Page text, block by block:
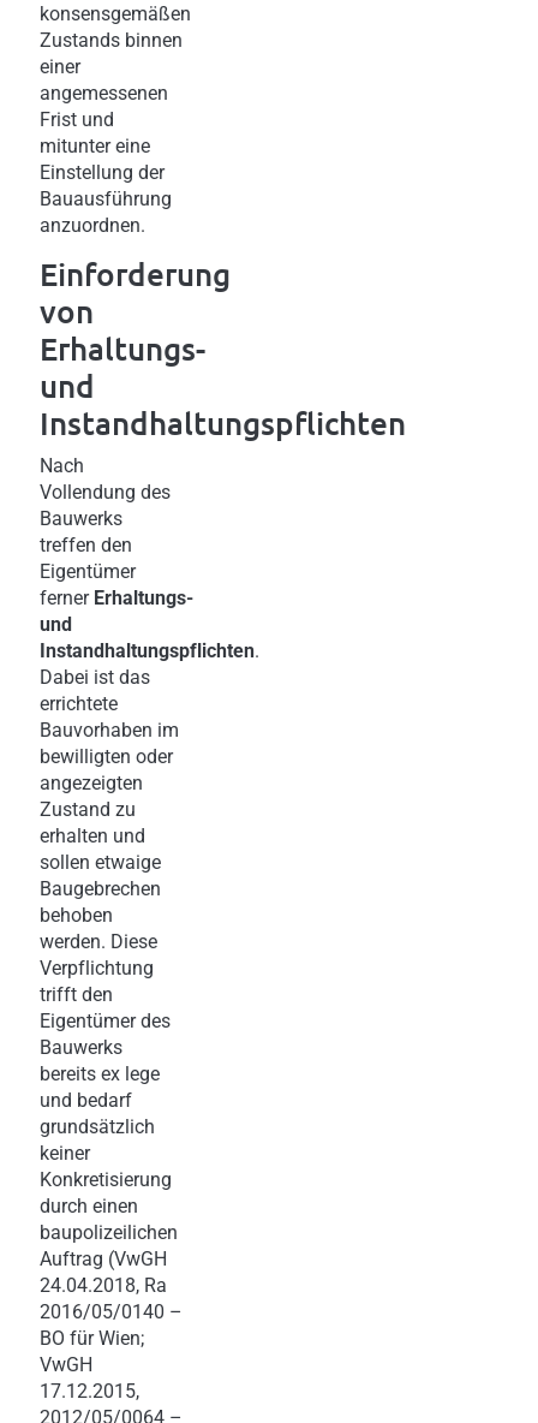
konsensgemäßen
Zustands binnen
einer
angemessenen
Frist und
mitunter eine
Einstellung der
Bauausführung
anzuordnen.
Einforderung
von
Erhaltungs-
und
Instandhaltungspflichten
Nach
Vollendung des
Bauwerks
treffen den
Eigentümer
ferner Erhaltungs-
und
Instandhaltungspflichten.
Dabei ist das
errichtete
Bauvorhaben im
bewilligten oder
angezeigten
Zustand zu
erhalten und
sollen etwaige
Baugebrechen
behoben
werden. Diese
Verpflichtung
trifft den
Eigentümer des
Bauwerks
bereits ex lege
und bedarf
grundsätzlich
keiner
Konkretisierung
durch einen
baupolizeilichen
Auftrag (VwGH
24.04.2018, Ra
2016/05/0140 –
BO für Wien;
VwGH
17.12.2015,
2012/05/0064 –